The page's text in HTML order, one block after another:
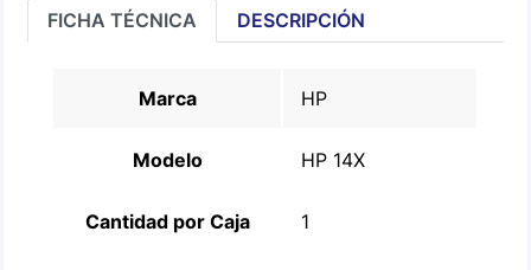
FICHA TÉCNICA DESCRIPCIÓN
Marca HP
Modelo HP 14X
Cantidad por Caja 1